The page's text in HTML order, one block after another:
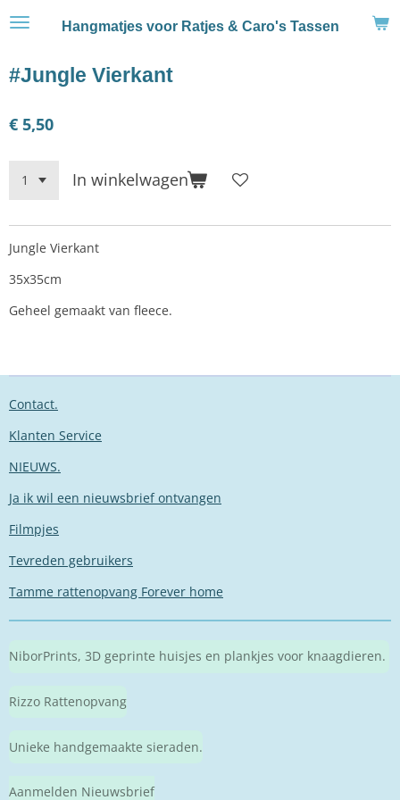
Ga
de
Hangmatjes voor Ratjes & Caro's Tassen
#Jungle Vierkant
€ 5,50
In winkelwagen
Jungle Vierkant
35x35cm
Geheel gemaakt van fleece.
Contact.
Klanten Service
NIEUWS.
Ja ik wil een nieuwsbrief ontvangen
Filmpjes
Tevreden gebruikers
Tamme rattenopvang Forever home
NiborPrints, 3D geprinte huisjes en plankjes voor knaagdieren.
Rizzo Rattenopvang
Unieke handgemaakte sieraden.
Aanmelden Nieuwsbrief